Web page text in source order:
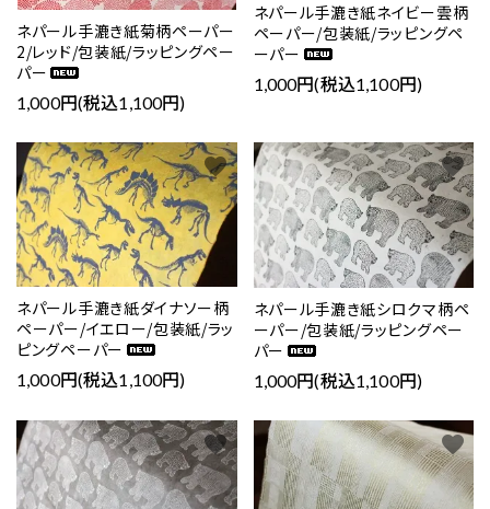
ネパール手漉き紙菊柄ペーパー
2/レッド/包装紙/ラッピングペー
パー
1,000円(税込1,100円)
ネパール手漉き紙ネイビー雲柄
ペーパー/包装紙/ラッピングペ
ーパー
1,000円(税込1,100円)
ネパール手漉き紙ダイナソー柄
ペーパー/イエロー/包装紙/ラッ
ピングペーパー
1,000円(税込1,100円)
favorite
ネパール手漉き紙シロクマ柄ペ
ーパー/包装紙/ラッピングペー
パー
1,000円(税込1,100円)
favorite
favorite favorite